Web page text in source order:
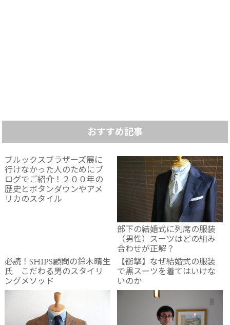
おすすめ記事
ブルックスブラザーズ展に
行けなかった人のためにブ
ログでご紹介！２００年の
歴史とボタンダウンやアメ
リカのスタイル
部下の結婚式に列席の服装
（男性）スーツはどの組み
合わせが正解？
必読！SHIPS顧問の鈴木晴生
氏 こだわる男のスタイリ
ングメソッド
【衝撃】なぜ結婚式の服装
で黒スーツを着てはいけな
いのか